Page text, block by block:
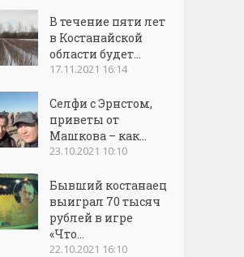
В течение пяти лет
в Костанайской
области будет...
17.11.2021 16:14
Селфи с Эрнстом,
приветы от
Машкова – как...
23.10.2021 10:10
Бывший костанаец
выиграл 70 тысяч
рублей в игре
«Что...
22.10.2021 16:10